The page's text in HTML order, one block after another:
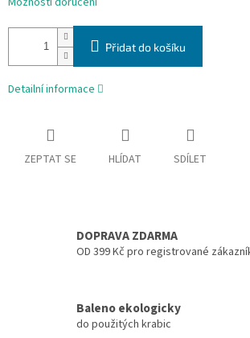
Přidat do košíku
Detailní informace
ZEPTAT SE HLÍDAT SDÍLET
DOPRAVA ZDARMA
OD 399 Kč pro registrované
Baleno ekologicky
do použitých krabic